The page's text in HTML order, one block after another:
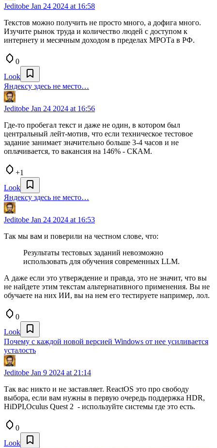
Jeditobe Jan 24 2024 at 16:58
Текстов можно получить не просто много, а дофига много.
Изучите рынок труда и количество людей с доступом к
интернету и месячным доходом в пределах МРОТа в РФ.
0
Look
Яндексу здесь не место…
Jeditobe Jan 24 2024 at 16:56
Где-то пробегал текст и даже не один, в котором был
центральный лейт-мотив, что если техническое тестовое
задание занимает значительно больше 3-4 часов и не
оплачивается, то вакансия на 146% - СКАМ.
+1
Look
Яндексу здесь не место…
Jeditobe Jan 24 2024 at 16:53
Так мы вам и поверили на честном слове, что:
Результаты тестовых заданий невозможно
использовать для обучения современных LLM.
А даже если это утверждение и правда, это не значит, что вы
не найдете этим текстам альтернативного применения. Вы не
обучаете на них ИИ, вы на нем его тестируете например, лол.
0
Look
Почему с каждой новой версией Windows от нее усиливается
усталость
Jeditobe Jan 9 2024 at 21:14
Так вас никто и не заставляет. ReactOS это про свободу
выбора, если вам нужны в первую очередь поддержка HDR,
HiDPI,Oculus Quest 2 - используйте системы где это есть.
0
Look